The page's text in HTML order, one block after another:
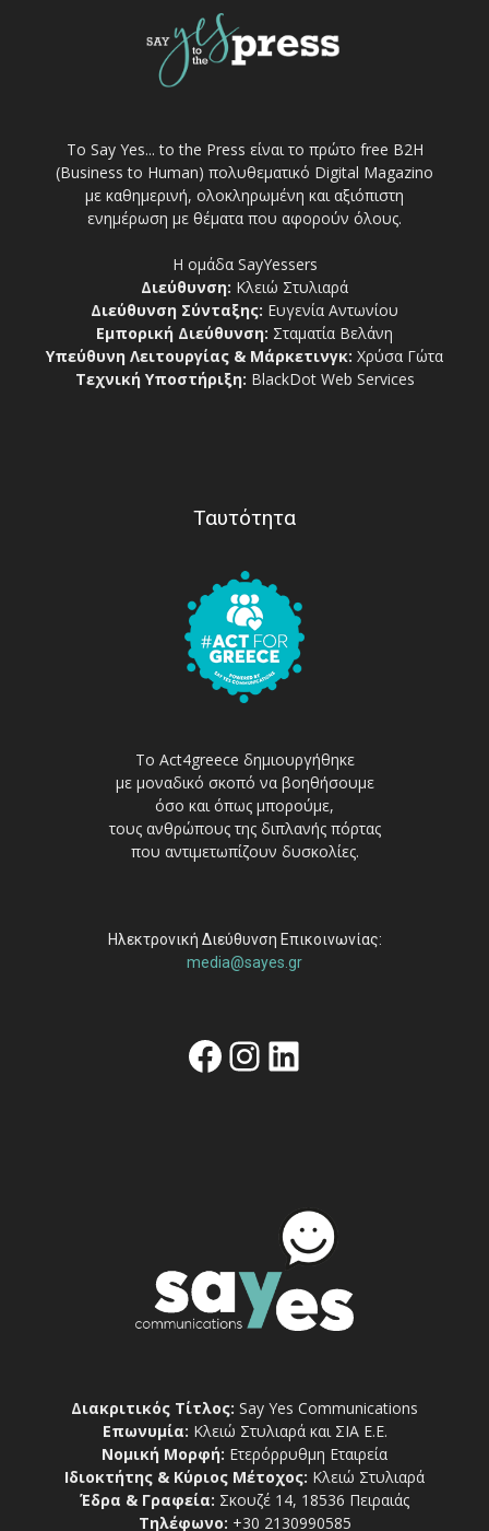
Το Say Yes... to the Press είναι το πρώτο free Β2Η
(Business to Human) πολυθεματικό Digital Magazino
με καθημερινή, ολοκληρωμένη και αξιόπιστη
ενημέρωση με θέματα που αφορούν όλους.
Η ομάδα SayYessers
Διεύθυνση: Κλειώ Στυλιαρά
Διεύθυνση Σύνταξης: Ευγενία Αντωνίου
Εμπορική Διεύθυνση: Σταματία Βελάνη
Υπεύθυνη Λειτουργίας & Μάρκετινγκ: Χρύσα Γώτα
Τεχνική Υποστήριξη: BlackDot Web Services
Ταυτότητα
Το Act4greece δημιουργήθηκε
με μοναδικό σκοπό να βοηθήσουμε
όσο και όπως μπορούμε,
τους ανθρώπους της διπλανής πόρτας
που αντιμετωπίζουν δυσκολίες.
Ηλεκτρονική Διεύθυνση Επικοινωνίας:
media@sayes.gr
Facebook
Instagram
Linkedin
Διακριτικός Τίτλος: Say Yes Communications
Επωνυμία: Κλειώ Στυλιαρά και ΣΙΑ Ε.Ε.
Νομική Μορφή: Ετερόρρυθμη Εταιρεία
Ιδιοκτήτης & Κύριος Μέτοχος: Κλειώ Στυλιαρά
Έδρα & Γραφεία: Σκουζέ 14, 18536 Πειραιάς
Τηλέφωνο: +30 2130990585